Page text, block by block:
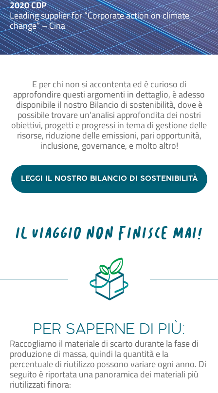
2020 CDP
Leading supplier for “Corporate action on climate
change” – Cina
E per chi non si accontenta ed è curioso di
approfondire questi argomenti in dettaglio, è adesso
disponibile il nostro Bilancio di sostenibilità, dove è
possibile trovare un’analisi approfondita dei nostri
obiettivi, progetti e progressi in tema di gestione delle
risorse, riduzione delle emissioni, pari opportunità,
inclusione, governance, e molto altro!
LEGGI IL NOSTRO BILANCIO DI SOSTENIBILITÀ
Il viaggio non finisce mai!
PER SAPERNE DI PIÙ:
Raccogliamo il materiale di scarto durante la fase di
produzione di massa, quindi la quantità e la
percentuale di riutilizzo possono variare ogni anno. Di
seguito è riportata una panoramica dei materiali più
riutilizzati finora: